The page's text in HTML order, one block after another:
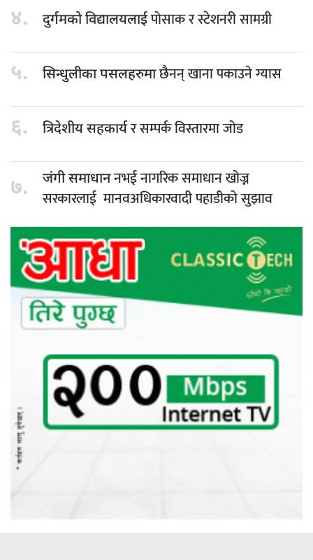
४. दुर्गमको विद्यालयलाईपोसाक र स्टेशनरी सामग्री
५. सिन्धुलीका पसलहरुमाछैनन् खाना पकाउने ग्यास
६. त्रिदेशीय सहकार्यर सम्पर्क विस्तारमा जोड
७. जंगी समाधाननभई नागरिक समाधान खोज्न
सरकारलाई मानवअधिकारवादी पहाडीको सुझाव